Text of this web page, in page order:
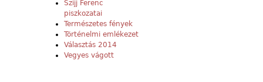
Szijj Ferenc
piszkozatai
Természetes fények
Történelmi emlékezet
Választás 2014
Vegyes vágott